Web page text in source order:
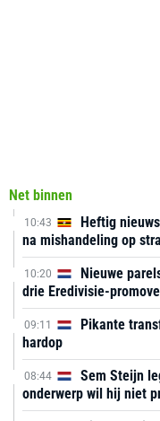
Net binnen
10:43
Heftig
na mishandeling op
10:20
Nieuwe
drie Eredivisie-
09:11
Pikante
hardop
08:44
Sem Steijn
onderwerp wil hij niet